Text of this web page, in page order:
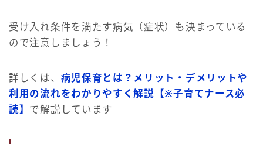
受け入れ条件を満たす病気（症状）も決まっている
ので注意しましょう！
詳しくは、 病児保育とは？メリット・デメリットや
利用の流れをわかりやすく解説【※子育てナース必
読】 で解説しています